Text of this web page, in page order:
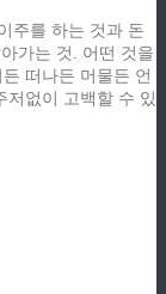
주를 하는 것과 돈
가는 것. 어떤 것을
떠나든 머물든 언
저없이 고백할 수 있